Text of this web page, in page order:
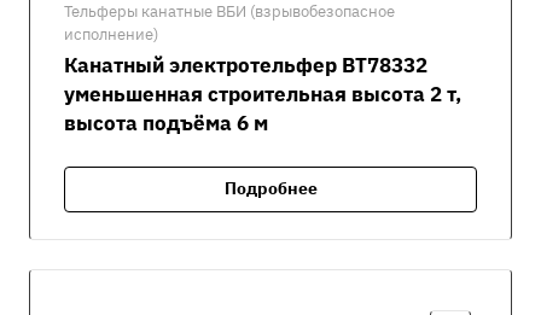
Тельферы канатные ВБИ (взрывобезопасное
исполнение)
Канатный электротельфер ВТ78332
уменьшенная строительная высота 2 т,
высота подъёма 6 м
Подробнее